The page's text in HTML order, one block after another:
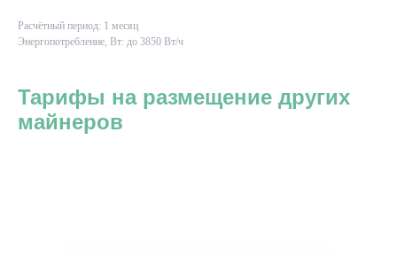
Расчётный период: 1 месяц
Энергопотребление, Вт: до 3850 Вт/ч
Тарифы на размещение других
майнеров